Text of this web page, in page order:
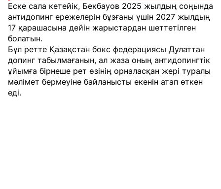
Еске сала кетейік, Бекбауов 2025 жылдың соңында
антидопинг ережелерін бұзғаны үшін 2027 жылдың
17 қарашасына дейін жарыстардан шеттетілген
болатын.
Бұл ретте Қазақстан бокс федерациясы Дулаттан
допинг табылмағанын, ал жаза оның антидопингтік
ұйымға бірнеше рет өзінің орналасқан жері туралы
мәлімет бермеуіне байланысты екенін атап өткен
еді.